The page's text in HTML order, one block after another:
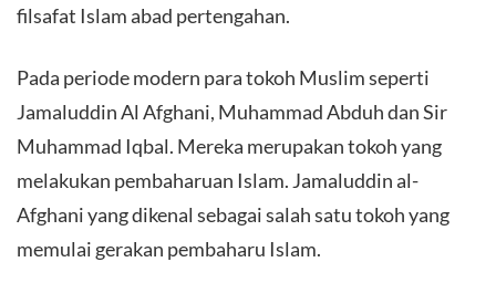
filsafat Islam abad pertengahan.
Pada periode modern para tokoh Muslim seperti
Jamaluddin Al Afghani, Muhammad Abduh dan Sir
Muhammad Iqbal. Mereka merupakan tokoh yang
melakukan pembaharuan Islam. Jamaluddin al-
Afghani yang dikenal sebagai salah satu tokoh yang
memulai gerakan pembaharu Islam.